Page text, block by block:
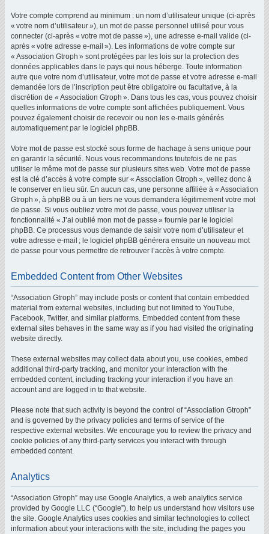
Votre compte comprend au minimum : un nom d’utilisateur unique (ci-après
« votre nom d’utilisateur »), un mot de passe personnel utilisé pour vous
connecter (ci-après « votre mot de passe »), une adresse e-mail valide (ci-
après « votre adresse e-mail »). Les informations de votre compte sur
« Association Gtroph » sont protégées par les lois sur la protection des
données applicables dans le pays qui nous héberge. Toute information
autre que votre nom d’utilisateur, votre mot de passe et votre adresse e-mail
demandée lors de l’inscription peut être obligatoire ou facultative, à la
discrétion de « Association Gtroph ». Dans tous les cas, vous pouvez choisir
quelles informations de votre compte sont affichées publiquement. Vous
pouvez également choisir de recevoir ou non les e-mails générés
automatiquement par le logiciel phpBB.
Votre mot de passe est stocké sous forme de hachage à sens unique pour
en garantir la sécurité. Nous vous recommandons toutefois de ne pas
utiliser le même mot de passe sur plusieurs sites web. Votre mot de passe
est la clé d’accès à votre compte sur « Association Gtroph », veillez donc à
le conserver en lieu sûr. En aucun cas, une personne affiliée à « Association
Gtroph », à phpBB ou à un tiers ne vous demandera légitimement votre mot
de passe. Si vous oubliez votre mot de passe, vous pouvez utiliser la
fonctionnalité « J’ai oublié mon mot de passe » fournie par le logiciel
phpBB. Ce processus vous demande de saisir votre nom d’utilisateur et
votre adresse e-mail ; le logiciel phpBB générera ensuite un nouveau mot
de passe pour vous permettre de retrouver l’accès à votre compte.
Embedded Content from Other Websites
“Association Gtroph” may include posts or content that contain embedded
material from external websites, including but not limited to YouTube,
Facebook, Twitter, and similar platforms. Embedded content from these
external sites behaves in the same way as if you had visited the originating
website directly.
These external websites may collect data about you, use cookies, embed
additional third-party tracking, and monitor your interaction with the
embedded content, including tracking your interaction if you have an
account and are logged in to that website.
Please note that such activity is beyond the control of “Association Gtroph”
and is governed by the privacy policies and terms of service of the
respective external websites. We encourage you to review the privacy and
cookie policies of any third-party services you interact with through
embedded content.
Analytics
“Association Gtroph” may use Google Analytics, a web analytics service
provided by Google LLC (“Google”), to help us understand how visitors use
the site. Google Analytics uses cookies and similar technologies to collect
information about your interactions with the site, including the pages you